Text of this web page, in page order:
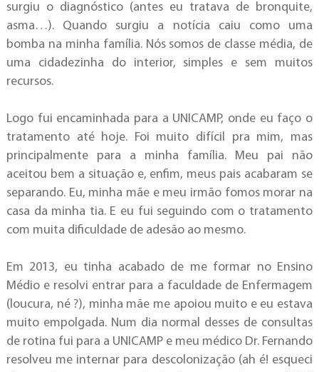
surgiu o diagnóstico (antes eu tratava de bronquite,
asma…). Quando surgiu a notícia caiu como uma
bomba na minha família. Nós somos de classe média, de
uma cidadezinha do interior, simples e sem muitos
recursos.
Logo fui encaminhada para a UNICAMP, onde eu faço o
tratamento até hoje. Foi muito difícil pra mim, mas
principalmente para a minha família. Meu pai não
aceitou bem a situação e, enfim, meus pais acabaram se
separando. Eu, minha mãe e meu irmão fomos morar na
casa da minha tia. E eu fui seguindo com o tratamento
com muita dificuldade de adesão ao mesmo.
Em 2013, eu tinha acabado de me formar no Ensino
Médio e resolvi entrar para a faculdade de Enfermagem
(loucura, né ?), minha mãe me apoiou muito e eu estava
muito empolgada. Num dia normal desses de consultas
de rotina fui para a UNICAMP e meu médico Dr. Fernando
resolveu me internar para descolonização (ah é! esqueci